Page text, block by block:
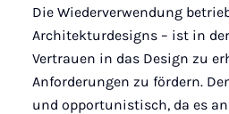
Die Wiederverwendung
Architekturdesigns – ist in
Vertrauen in das Design zu
Anforderungen zu fördern.
und opportunistisch, da es